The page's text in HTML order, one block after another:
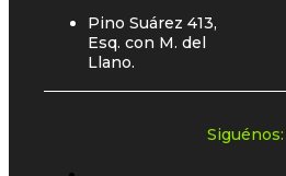
Pino Suárez 413,
Esq. con M. del
Llano.
Siguénos: